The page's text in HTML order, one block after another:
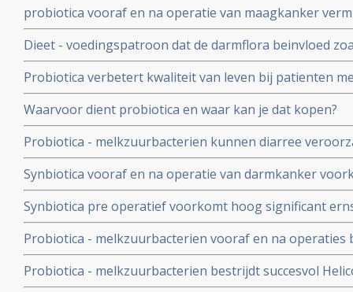
verschillende vormen van kanker
probiotica vooraf en na operatie van maagkanker
herstelt darmflora sneller en beter in vergelijking met
Dieet - voedingspatroon dat de darmflora beinvloed
invloed op aanslaan van immuuntherapie met anti-PD
Probiotica verbetert kwaliteit van leven bij patienten
prikkelbare darm
Waarvoor dient probiotica en waar kan je dat kopen?
Probiotica - melkzuurbacterien kunnen diarree
radiotherapie bij kanker in de buik of bekken
Synbiotica vooraf en na operatie van darmkanker
operatieve infecties in vergelijking met placebo. 1 vs 9
Synbiotica pre operatief voorkomt hoog significant
in gebied van alvleesklier. 6 versus geen sterfgevallen
Probiotica - melkzuurbacterien vooraf en na
ernstige infecties, bevorderen sneller herstel en
ziekenhuisopname
Probiotica - melkzuurbacterien bestrijdt succesvol
veel minder bijwerkingen van anti-biotica bij